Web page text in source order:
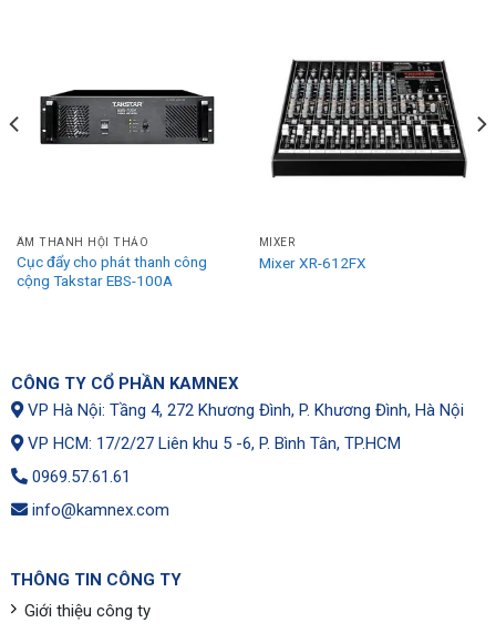
ÂM THANH HỘI THẢO
Cục đẩy cho phát thanh công
cộng Takstar EBS-100A
MIXER
Mixer XR-612FX
CÔNG TY CỔ PHẦN KAMNEX
VP Hà Nội: Tầng 4, 272 Khương Đình, P. Khương Đình, Hà Nội
VP HCM: 17/2/27 Liên khu 5 -6, P. Bình Tân, TP.HCM
0969.57.61.61
info@kamnex.com
THÔNG TIN CÔNG TY
Giới thiệu công ty